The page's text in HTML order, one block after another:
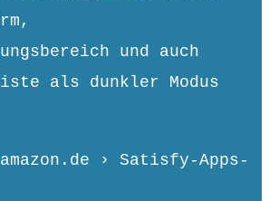
und auch
als dunkler Modus
› Satisfy-Apps-